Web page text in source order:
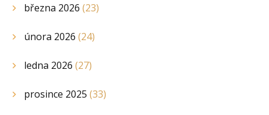
března 2026 (23)
února 2026 (24)
ledna 2026 (27)
prosince 2025 (33)